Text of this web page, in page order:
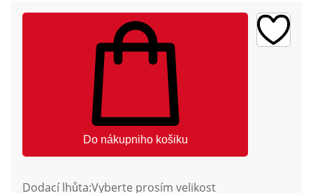
Do nákupniho košiku
Dodací lhůta:Vyberte prosím velikost